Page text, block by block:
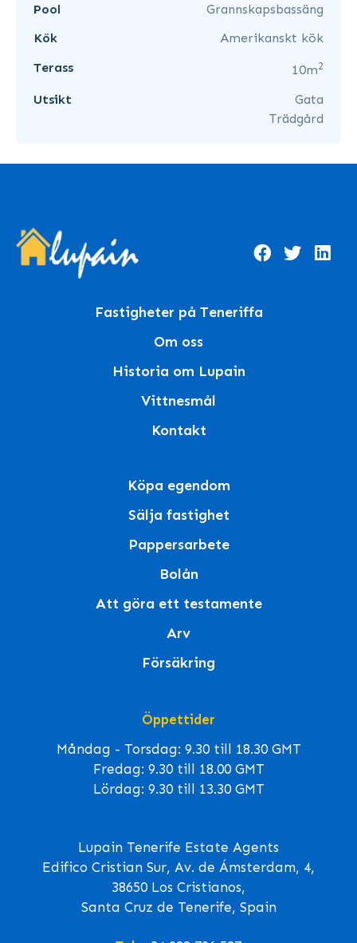
Pool
Grannskapsbassäng
Kök
Amerikanskt kök
Terass
10m2
Utsikt
Gata
Trädgård
Fastigheter på Teneriffa
Om oss
Historia om Lupain
Vittnesmål
Kontakt
Köpa egendom
Sälja fastighet
Pappersarbete
Bolån
Att göra ett testamente
Arv
Försäkring
Öppettider
Måndag - Torsdag: 9.30 till 18.30 GMT
Fredag: 9.30 till 18.00 GMT
Lördag: 9.30 till 13.30 GMT
Lupain Tenerife Estate Agents
Edifico Cristian Sur, Av. de Ámsterdam, 4,
38650 Los Cristianos,
Santa Cruz de Tenerife, Spain